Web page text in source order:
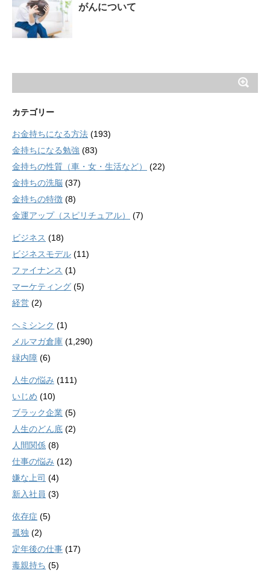
がんについて
カテゴリー
お金持ちになる方法 (193)
金持ちになる勉強 (83)
金持ちの性質（車・女・生活など）
(22)
金持ちの洗脳 (37)
金持ちの特徴 (8)
金運アップ（スピリチュアル）
(7)
ビジネス (18)
ビジネスモデル (11)
ファイナンス (1)
マーケティング (5)
経営 (2)
ヘミシンク (1)
メルマガ倉庫 (1,290)
緑内障 (6)
人生の悩み (111)
いじめ (10)
ブラック企業 (5)
人生のどん底 (2)
人間関係 (8)
仕事の悩み (12)
嫌な上司 (4)
新入社員 (3)
依存症 (5)
孤独 (2)
定年後の仕事 (17)
毒親持ち (5)